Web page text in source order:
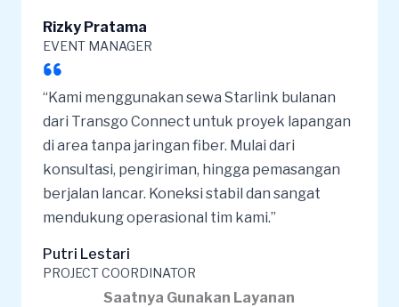
Rizky Pratama
EVENT MANAGER
“Kami menggunakan sewa Starlink bulanan
dari Transgo Connect untuk proyek lapangan
di area tanpa jaringan fiber. Mulai dari
konsultasi, pengiriman, hingga pemasangan
berjalan lancar. Koneksi stabil dan sangat
mendukung operasional tim kami.”
Putri Lestari
PROJECT COORDINATOR
Saatnya Gunakan Layanan